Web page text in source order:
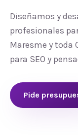
Diseñamos y
profesionales
Maresme y toda
para SEO y
Pide